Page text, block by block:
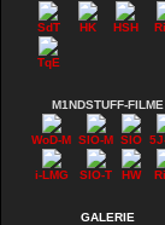
SdT HK HSH
TqE
M1NDSTUFF-FILME
WoD-M SIO-M SIO
i-LMG SIO-T HW
GALERIE